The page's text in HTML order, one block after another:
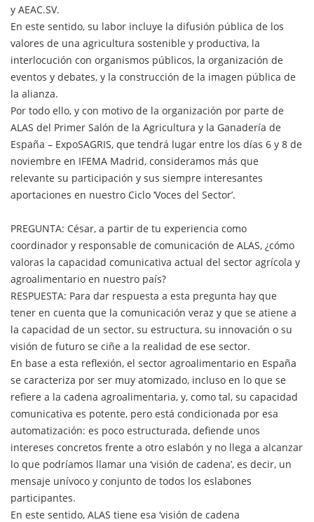
y AEAC.SV.
En este sentido, su labor incluye la difusión pública de los
valores de una agricultura sostenible y productiva, la
interlocución con organismos públicos, la organización de
eventos y debates, y la construcción de la imagen pública de
la alianza.
Por todo ello, y con motivo de la organización por parte de
ALAS del Primer Salón de la Agricultura y la Ganadería de
España – ExpoSAGRIS, que tendrá lugar entre los días 6 y 8 de
noviembre en IFEMA Madrid, consideramos más que
relevante su participación y sus siempre interesantes
aportaciones en nuestro Ciclo ‘Voces del Sector’.
PREGUNTA: César, a partir de tu experiencia como
coordinador y responsable de comunicación de ALAS, ¿cómo
valoras la capacidad comunicativa actual del sector agrícola y
agroalimentario en nuestro país?
RESPUESTA: Para dar respuesta a esta pregunta hay que
tener en cuenta que la comunicación veraz y que se atiene a
la capacidad de un sector, su estructura, su innovación o su
visión de futuro se ciñe a la realidad de ese sector.
En base a esta reflexión, el sector agroalimentario en España
se caracteriza por ser muy atomizado, incluso en lo que se
refiere a la cadena agroalimentaria, y, como tal, su capacidad
comunicativa es potente, pero está condicionada por esa
automatización: es poco estructurada, defiende unos
intereses concretos frente a otro eslabón y no llega a alcanzar
lo que podríamos llamar una ‘visión de cadena’, es decir, un
mensaje unívoco y conjunto de todos los eslabones
participantes.
En este sentido, ALAS tiene esa ‘visión de cadena